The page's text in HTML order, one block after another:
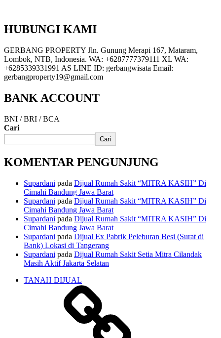
HUBUNGI KAMI
GERBANG PROPERTY Jln. Gunung Merapi 167, Mataram,
Lombok, NTB, Indonesia. WA: +6287777379111 XL WA:
+6285339331991 AS LINE ID: gerbangwisata Email:
gerbangproperty19@gmail.com
BANK ACCOUNT
BNI / BRI / BCA
Cari
Cari
KOMENTAR PENGUNJUNG
Supardani pada Dijual Rumah Sakit “MITRA KASIH” Di
Cimahi Bandung Jawa Barat
Supardani pada Dijual Rumah Sakit “MITRA KASIH” Di
Cimahi Bandung Jawa Barat
Supardani pada Dijual Rumah Sakit “MITRA KASIH” Di
Cimahi Bandung Jawa Barat
Supardani pada Dijual Ex Pabrik Peleburan Besi (Surat di
Bank) Lokasi di Tangerang
Supardani pada Dijual Rumah Sakit Setia Mitra Cilandak
Masih Aktif Jakarta Selatan
TANAH DIJUAL